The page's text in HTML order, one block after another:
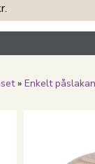
» Enkelt